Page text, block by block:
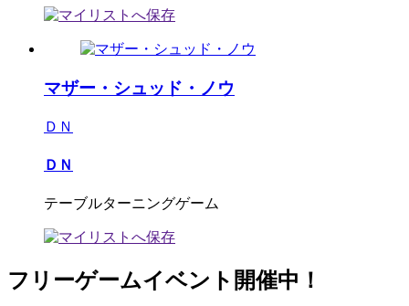
マザー・シュッド・ノウ
ＤＮ
ＤＮ
テーブルターニングゲーム
フリーゲームイベント開催中！